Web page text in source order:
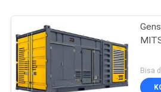
Bisa